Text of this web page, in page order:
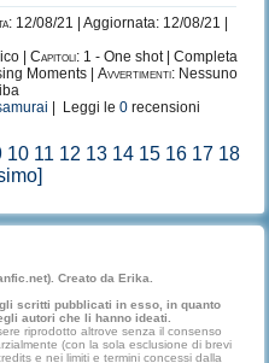
12/08/21 | Aggiornata: 12/08/21 |
| Capitoli: 1 - One shot | Completa
Moments | Avvertimenti: Nessuno
| Leggi le 0 recensioni
10 11 12 13 14 15 16 17 18
Creato da Erika.
scritti pubblicati in esso, in quanto
autori che li hanno ideati.
riprodotto altrove senza il consenso
(con la sola esclusione di brevi
e nei limiti e termini concessi dalla